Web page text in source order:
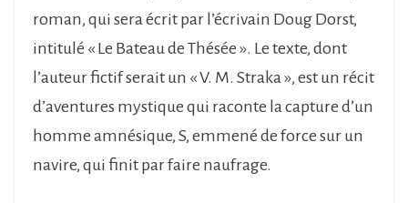
roman, qui sera écrit par l’écrivain Doug Dorst,
intitulé « Le Bateau de Thésée ». Le texte, dont
l’auteur fictif serait un « V. M. Straka », est un récit
d’aventures mystique qui raconte la capture d’un
homme amnésique, S, emmené de force sur un
navire, qui finit par faire naufrage.